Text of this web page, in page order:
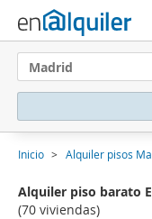
Madrid
Inicio Alquiler pisos
Alquiler piso barato
(70 viviendas)